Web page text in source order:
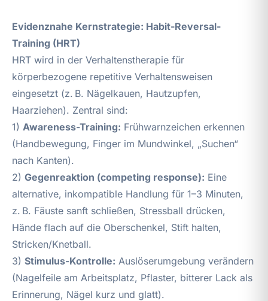
Evidenznahe Kernstrategie: Habit-Reversal-
Training (HRT)
HRT wird in der Verhaltenstherapie für
körperbezogene repetitive Verhaltensweisen
eingesetzt (z. B. Nägelkauen, Hautzupfen,
Haarziehen). Zentral sind:
1) Awareness-Training: Frühwarnzeichen erkennen
(Handbewegung, Finger im Mundwinkel, „Suchen“
nach Kanten).
2) Gegenreaktion (competing response): Eine
alternative, inkompatible Handlung für 1–3 Minuten,
z. B. Fäuste sanft schließen, Stressball drücken,
Hände flach auf die Oberschenkel, Stift halten,
Stricken/Knetball.
3) Stimulus-Kontrolle: Auslöserumgebung verändern
(Nagelfeile am Arbeitsplatz, Pflaster, bitterer Lack als
Erinnerung, Nägel kurz und glatt).